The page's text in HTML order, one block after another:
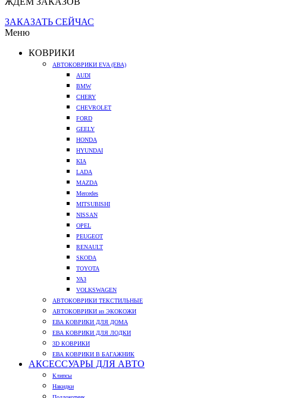
ЗАКАЗАТЬ СЕЙЧАС
Меню
КОВРИКИ
АВТОКОВРИКИ EVA (ЕВА)
AUDI
BMW
CHERY
CHEVROLET
FORD
GEELY
HONDA
HYUNDAI
KIA
LADA
MAZDA
Mercedes
MITSUBISHI
NISSAN
OPEL
PEUGEOT
RENAULT
SKODA
TOYOTA
УАЗ
VOLKSWAGEN
АВТОКОВРИКИ ТЕКСТИЛЬНЫЕ
АВТОКОВРИКИ из ЭКОКОЖИ
ЕВА КОВРИКИ ДЛЯ ДОМА
ЕВА КОВРИКИ ДЛЯ ЛОДКИ
3D КОВРИКИ
ЕВА КОВРИКИ В БАГАЖНИК
АКСЕССУАРЫ ДЛЯ АВТО
Клипсы
Накидки